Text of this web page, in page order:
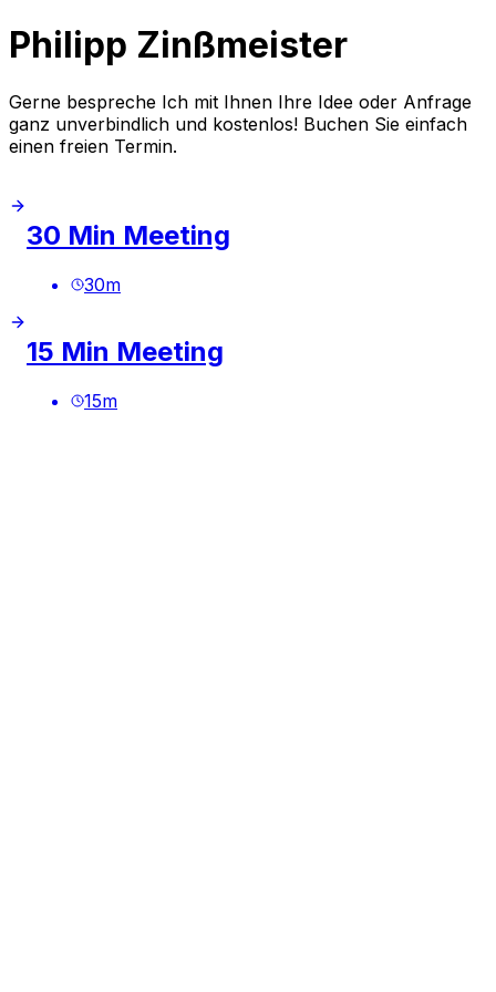
Philipp Zinßmeister
Gerne bespreche Ich mit Ihnen Ihre Idee oder Anfrage
ganz unverbindlich und kostenlos! Buchen Sie einfach
einen freien Termin.
30 Min Meeting
30m
15 Min Meeting
15m